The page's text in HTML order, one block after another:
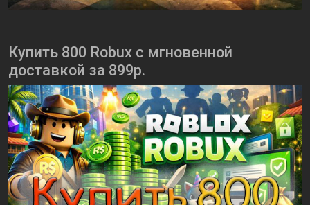
Купить 800 Robux с мгновенной
доставкой за 899р.